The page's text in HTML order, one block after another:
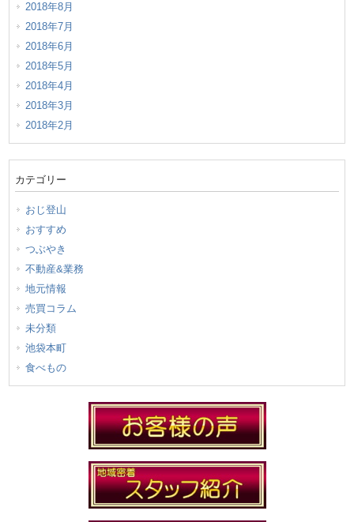
2018年8月
2018年7月
2018年6月
2018年5月
2018年4月
2018年3月
2018年2月
カテゴリー
おじ登山
おすすめ
つぶやき
不動産&業務
地元情報
売買コラム
未分類
池袋本町
食べもの